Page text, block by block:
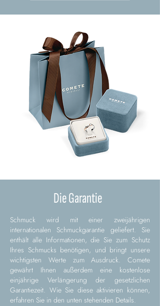
Die Garantie
Schmuck wird mit einer zweijährigen
internationalen Schmuckgarantie geliefert. Sie
enthält alle Informationen, die Sie zum Schutz
Ihres Schmucks benötigen, und bringt unsere
wichtigsten Werte zum Ausdruck. Comete
gewährt Ihnen außerdem eine kostenlose
einjährige Verlängerung der gesetzlichen
Garantiezeit. Wie Sie diese aktivieren können,
erfahren Sie in den unten stehenden Details.